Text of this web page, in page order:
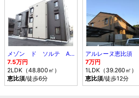
メゾン ド ソルテ A棟
7.5万円
2LDK（48.800㎡）
恵比須/徒歩6分
アルレーヌ恵比須
7万円
1LDK（39.260㎡）
恵比須/徒歩12分